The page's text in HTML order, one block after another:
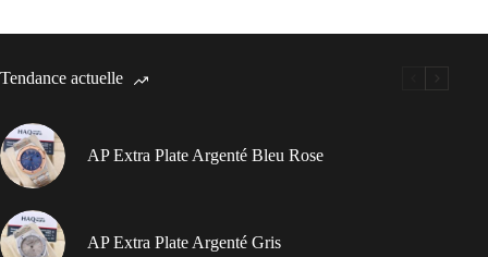
Tendance actuelle
AP Extra Plate Argenté Bleu Rose
AP Extra Plate Argenté Gris